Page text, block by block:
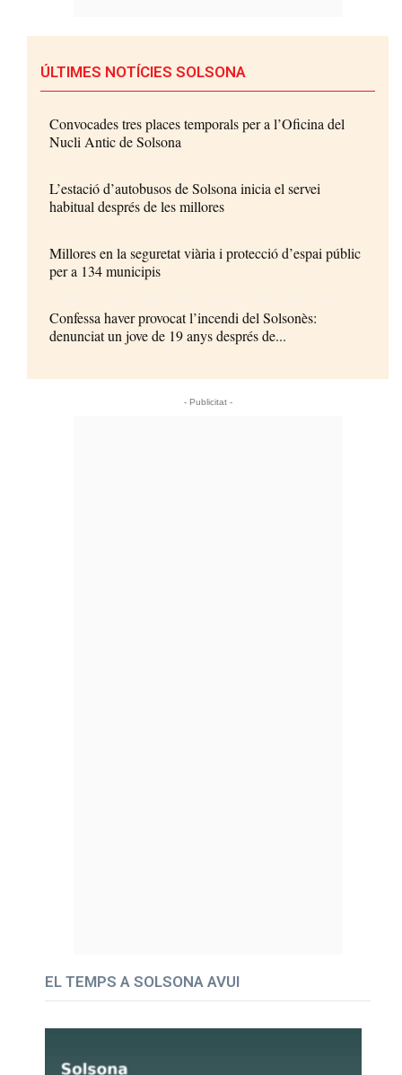
ÚLTIMES NOTÍCIES SOLSONA
Convocades tres places temporals per a l’Oficina del
Nucli Antic de Solsona
L’estació d’autobusos de Solsona inicia el servei
habitual després de les millores
Millores en la seguretat viària i protecció d’espai públic
per a 134 municipis
Confessa haver provocat l’incendi del Solsonès:
denunciat un jove de 19 anys després de...
- Publicitat -
EL TEMPS A SOLSONA AVUI